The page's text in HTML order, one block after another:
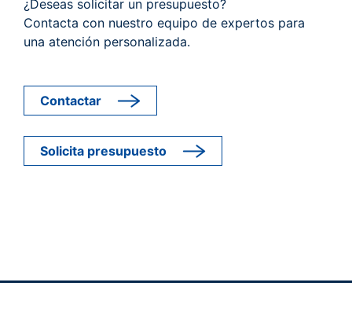
¿Deseas solicitar un presupuesto?
Contacta con nuestro equipo de expertos para
una atención personalizada.
Contactar
Solicita presupuesto